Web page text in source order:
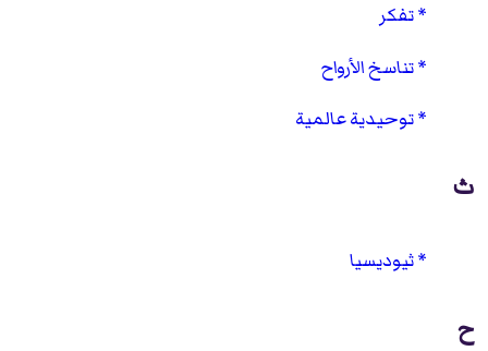
تفكر
تناسخ الأرواح
توحيدية عالمية
ث
ثيوديسيا
ح